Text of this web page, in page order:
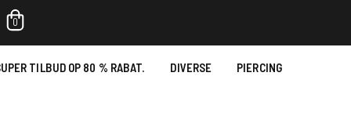
0
TILBUD OP 80 % RABAT. DIVERSE PIERCING